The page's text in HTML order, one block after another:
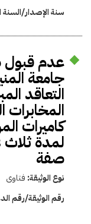
سنة الإصدار/السنة
عدم قبول
جامعة
التعاقد
كاميرات
صفة
نوع الوثيقة: فتاوى
رقم الوثيقة/رقم